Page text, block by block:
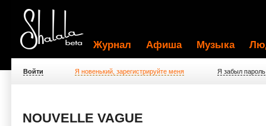
Журнал Афиша Музыка
Войти Я новенький, зарегистрируйте меня Я забыл пароль
NOUVELLE VAGUE